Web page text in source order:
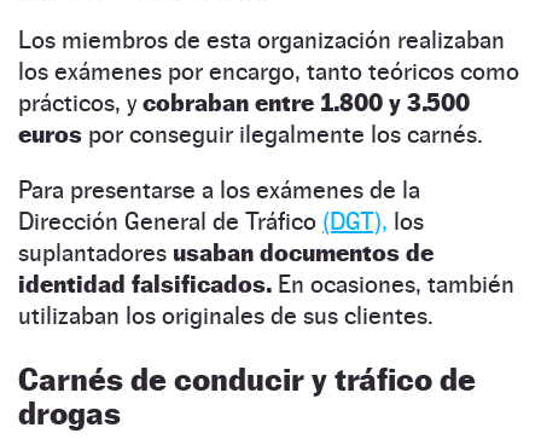
Los miembros de esta organización realizaban
los exámenes por encargo, tanto teóricos como
prácticos, ycobraban entre 1.800 y 3.500
euros por conseguir ilegalmente los carnés.
Para presentarse a los exámenes de la
Dirección General de Tráfico (DGT), los
suplantadores usaban documentos de
identidad falsificados. En ocasiones, también
utilizaban los originales de sus clientes.
Carnés de conducir y tráfico de
drogas